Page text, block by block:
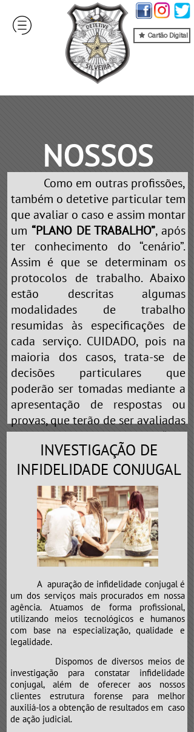
NOSSOS
SERVIÇOS
Como em outras profissões,
também o detetive particular tem
que avaliar o caso e assim montar
um “PLANO DE TRABALHO”, após
ter conhecimento do “cenário”.
Assim é que se determinam os
protocolos de trabalho. Abaixo
estão descritas algumas
modalidades de trabalho
resumidas às especificações de
cada serviço. CUIDADO, pois na
maioria dos casos, trata-se de
decisões particulares que
poderão ser tomadas mediante a
apresentação de respostas ou
provas, que terão de ser avaliadas
pelo profissional. Portanto, “não
brinque de cobaia” nas mãos de
falsos detetives que prometem
realizar“QUALQUER TIPO DE
SERVIÇO”ou“ESCLARECEMOS A
SUA DÚVIDA”. Em toda e qualquer
profissão existe a especialização
e neste caso não é diferente.
Atenção para o “CLÍNICO GERAL”,
que poderá mandar a sua “vida”
para a “UTI”.
INVESTIGAÇÃO DE
INFIDELIDADE CONJUGAL
A apuração de infidelidade conjugal é
um dos serviços mais procurados em nossa
agência. Atuamos de forma profissional,
utilizando meios tecnológicos e humanos
com base na especialização, qualidade e
legalidade.
Dispomos de diversos meios de
investigação para constatar infidelidade
conjugal, além de oferecer aos nossos
clientes estrutura forense para melhor
auxiliá-los a obtenção de resultados em caso
de ação judicial.
Cartão Digital